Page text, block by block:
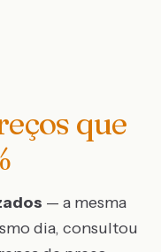
que
— a mesma
dia, consultou